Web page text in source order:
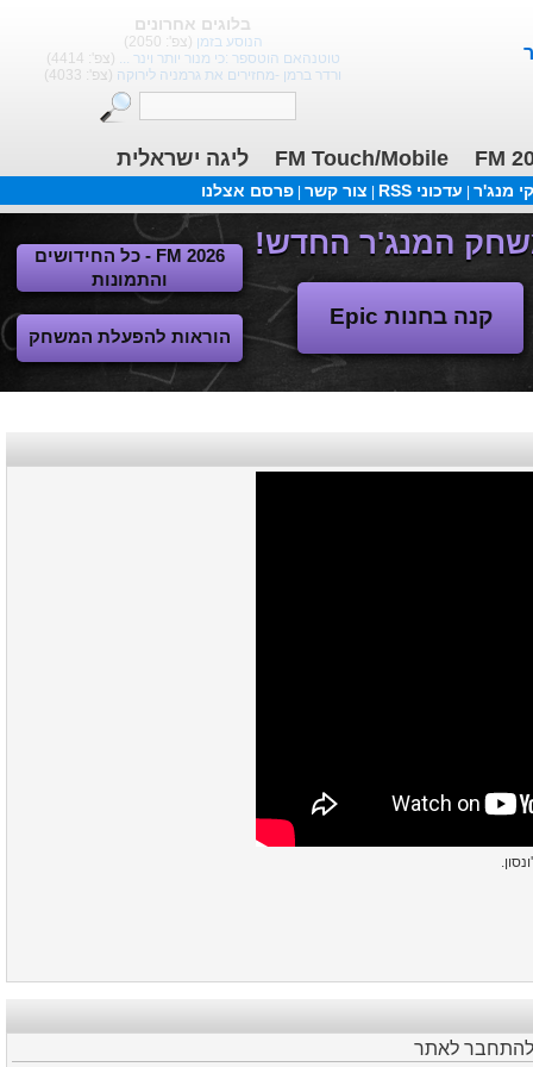
בלוגים אחרונים
הנוסע בזמן (צפ': 2050)
טוטנהאם הוטספר :כי מנור יותר וינר ... (צפ': 4414)
ורדר ברמן -מחזירים את גרמניה לירוקה (צפ': 4033)
FM
FM Touch/Mobile ליגה ישראלית
מנג'ר עדכוני RSS צור קשר פרסם אצלנו
קנה בחנות Epic
FM 2026 - כל החידושים
והתמונות
הוראות להפעלת המשחק
להתחבר לאתר